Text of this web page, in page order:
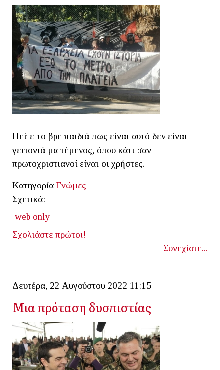
Πείτε το βρε παιδιά πως είναι αυτό δεν είναι
γειτονιά μα τέμενος, όπου κάτι σαν
πρωτοχριστιανοί είναι οι χρήστες.
Κατηγορία Γνώμες
Σχετικά:
web only
Σχολιάστε πρώτοι!
Συνεχίστε...
Δευτέρα, 22 Αυγούστου 2022 11:15
Μια πρόταση δυσπιστίας